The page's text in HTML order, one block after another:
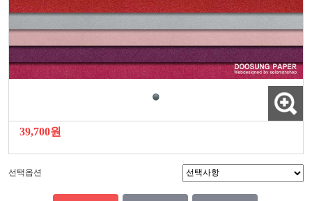
39,700원
선택옵션